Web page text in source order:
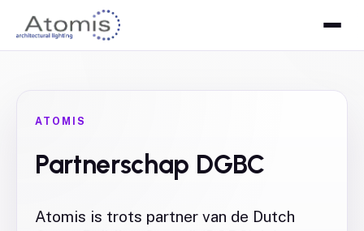
ATOMIS
Partnerschap DGBC
Atomis is trots partner van de Dutch